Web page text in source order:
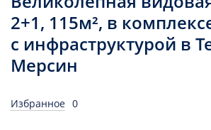
2+1, 115м², в
с инфраструктурой в
Мерсин
Избранное 0